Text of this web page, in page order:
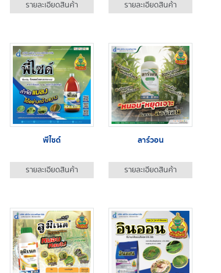
รายละเอียดสินค้า รายละเอียดสินค้า
พีไซด์
รายละเอียดสินค้า
ลาร์วอน
รายละเอียดสินค้า